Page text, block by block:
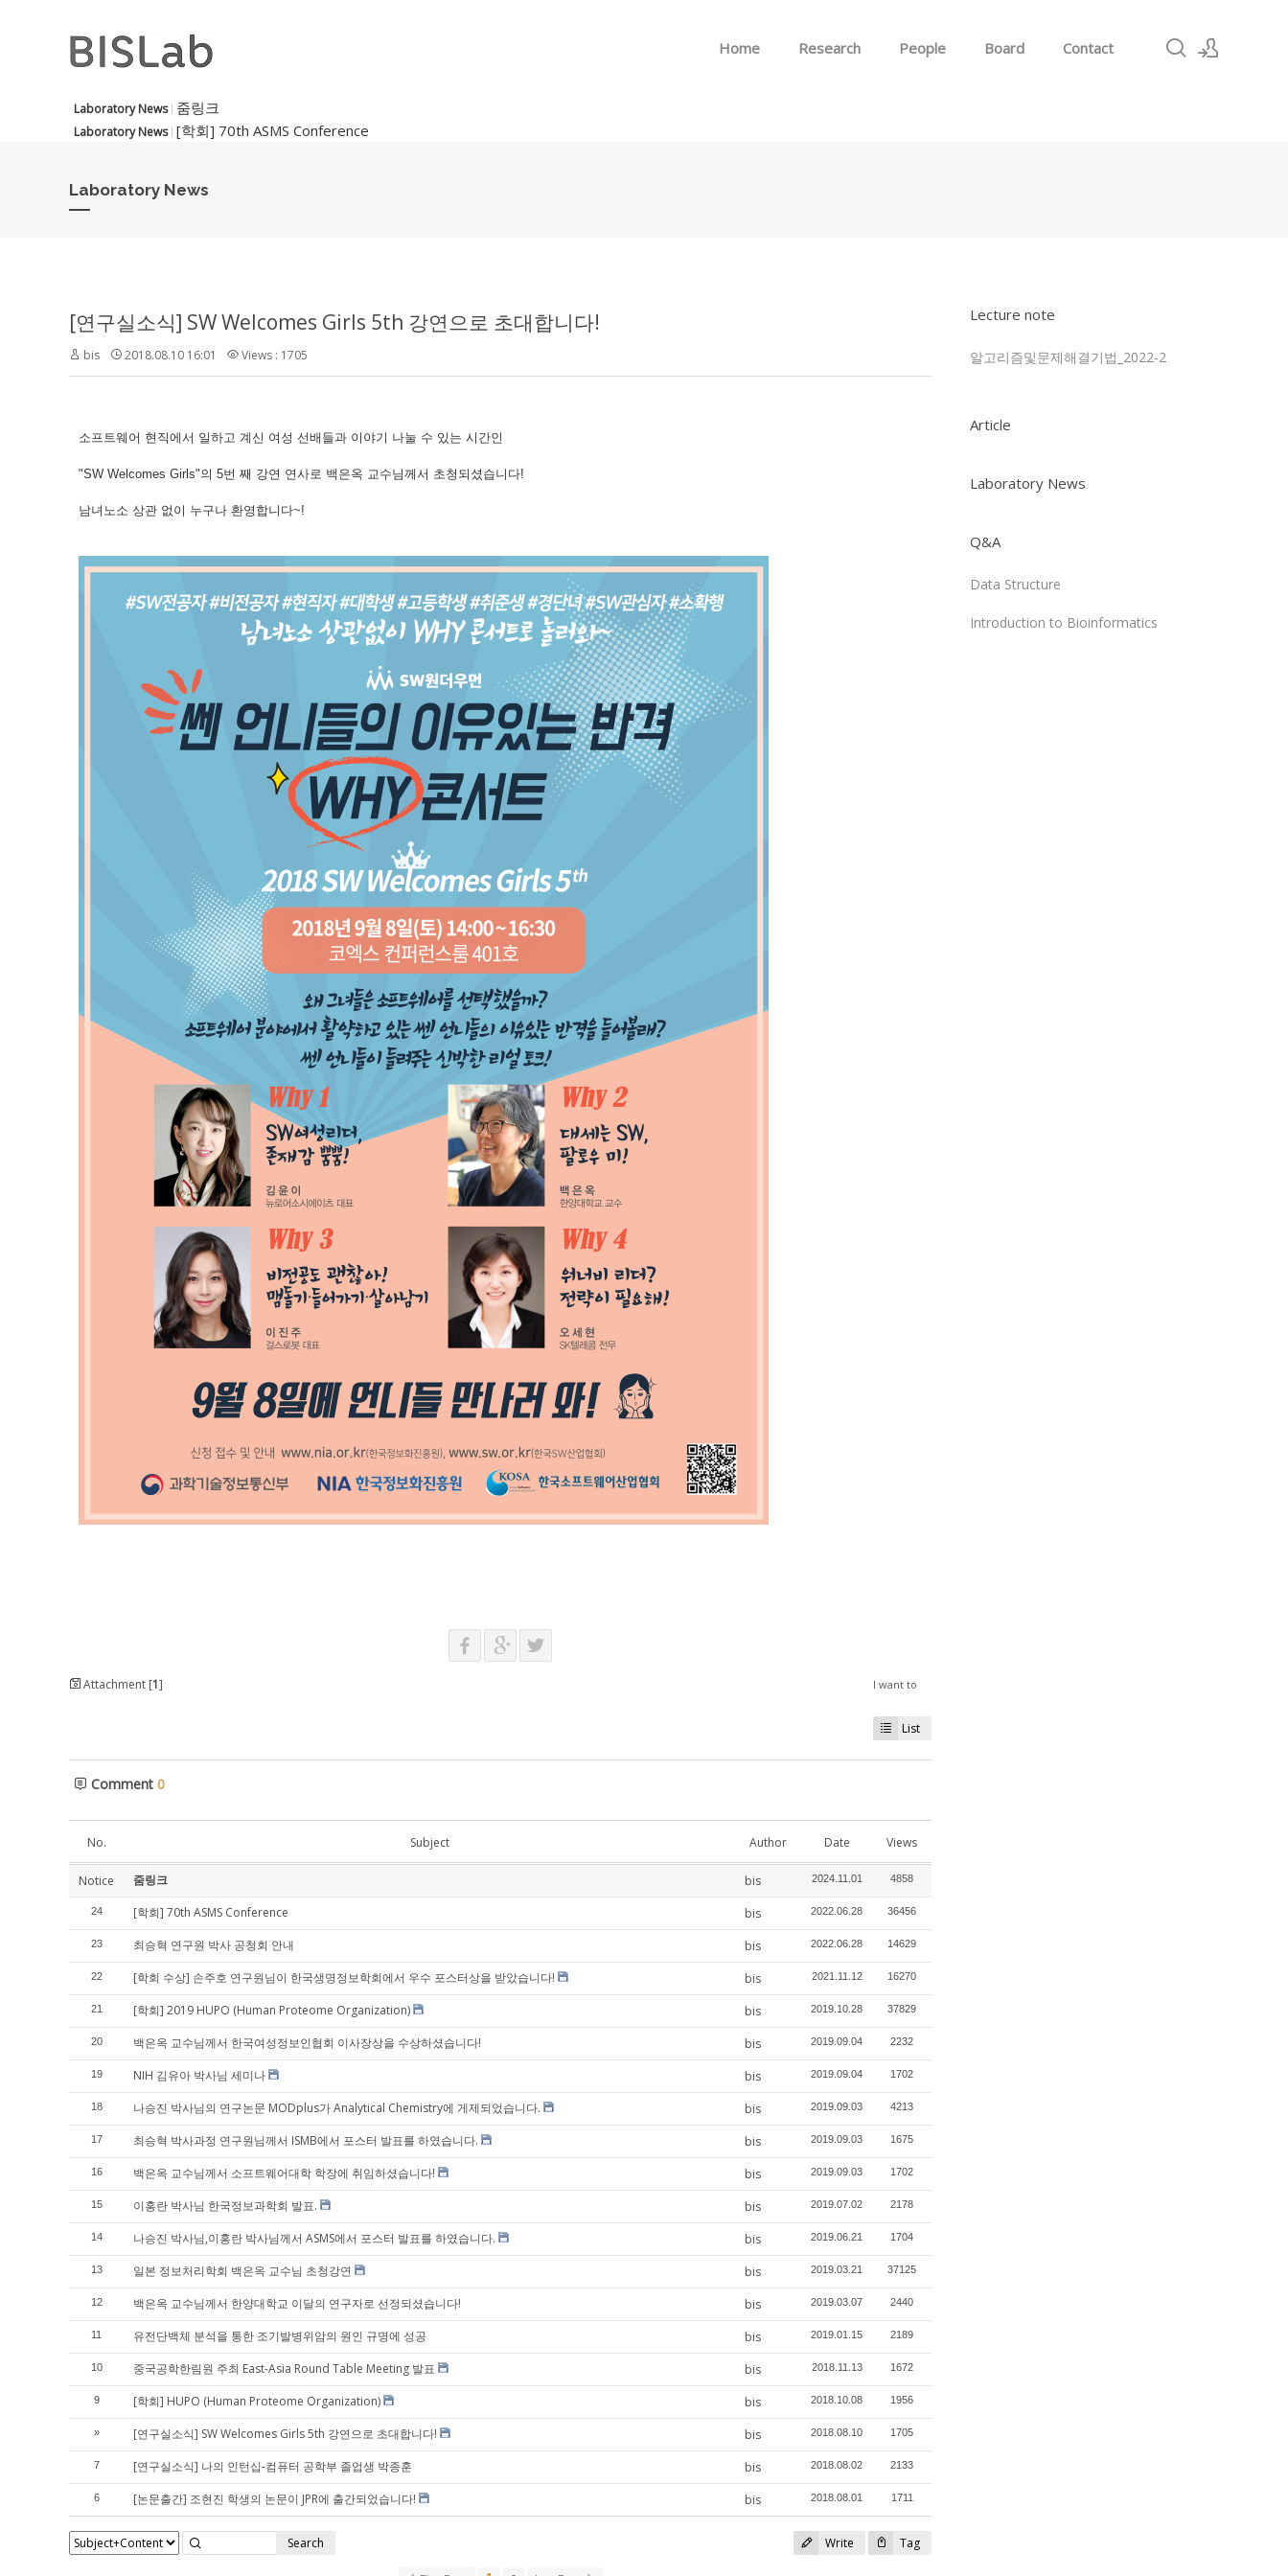
Home Research People Board Contact
Laboratory News 줌링크
Laboratory News [학회] 70th ASMS Conference
Laboratory News
Lecture note
알고리즘및문제해결기법_2022-2
Article
Laboratory News
Q&A
Data Structure
Introduction to Bioinformatics
[연구실소식] SW Welcomes Girls 5th 강연으로 초대합니다!
bis 2018.08.10 16:01 Views : 1705
소프트웨어 현직에서 일하고 계신 여성 선배들과 이야기 나눌 수 있는 시간인
"SW Welcomes Girls"의 5번 째 강연 연사로 백은옥 교수님께서 초청되셨습니다!
남녀노소 상관 없이 누구나 환영합니다~!
Attachment [1] I want to
List
Comment 0
No. Subject Author Date Views
Notice 줌링크 bis 2024.11.01 4858
24 [학회] 70th ASMS Conference bis 2022.06.28 36456
23 최승혁 연구원 박사 공청회 안내 bis 2022.06.28 14629
22 [학회 수상] 손주호 연구원님이 한국생명정보학회에서 우수 포스터상을 받았습니다! bis 2021.11.12 16270
21 [학회] 2019 HUPO (Human Proteome Organization) bis 2019.10.28 37829
20 백은옥 교수님께서 한국여성정보인협회 이사장상을 수상하셨습니다! bis 2019.09.04 2232
19 NIH 김유아 박사님 세미나 bis 2019.09.04 1702
18 나승진 박사님의 연구논문 MODplus가 Analytical Chemistry에 게제되었습니다. bis 2019.09.03 4213
17 최승혁 박사과정 연구원님께서 ISMB에서 포스터 발표를 하였습니다. bis 2019.09.03 1675
16 백은옥 교수님께서 소프트웨어대학 학장에 취임하셨습니다! bis 2019.09.03 1702
15 이홍란 박사님 한국정보과학회 발표. bis 2019.07.02 2178
14 나승진 박사님,이홍란 박사님께서 ASMS에서 포스터 발표를 하였습니다. bis 2019.06.21 1704
13 일본 정보처리학회 백은옥 교수님 초청강연 bis 2019.03.21 37125
12 백은옥 교수님께서 한양대학교 이달의 연구자로 선정되셨습니다! bis 2019.03.07 2440
11 유전단백체 분석을 통한 조기발병위암의 원인 규명에 성공 bis 2019.01.15 2189
10 중국공학한림원 주최 East-Asia Round Table Meeting 발표 bis 2018.11.13 1672
9 [학회] HUPO (Human Proteome Organization) bis 2018.10.08 1956
» [연구실소식] SW Welcomes Girls 5th 강연으로 초대합니다! bis 2018.08.10 1705
7 [연구실소식] 나의 인턴십-컴퓨터 공학부 졸업생 박종훈 bis 2018.08.02 2133
6 [논문출간] 조현진 학생의 논문이 JPR에 출간되었습니다! bis 2018.08.01 1711
Write Tag
Search